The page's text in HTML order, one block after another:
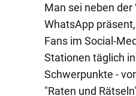
Man sei neben
WhatsApp
Fans im Social-
Stationen täglich
Schwerpunkte -
"Raten und